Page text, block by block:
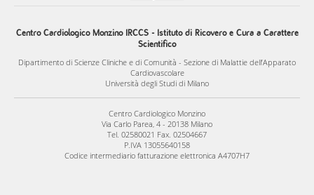
Centro Cardiologico Monzino IRCCS - Istituto di Ricovero e Cura a Carattere
Scientifico
Dipartimento di Scienze Cliniche e di Comunità - Sezione di Malattie dell’Apparato
Cardiovascolare
Università degli Studi di Milano
Centro Cardiologico Monzino
Via Carlo Parea, 4 - 20138 Milano
Tel. 02580021 Fax. 02504667
P.IVA 13055640158
Codice intermediario fatturazione elettronica A4707H7